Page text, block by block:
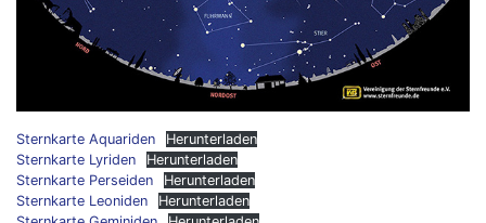
Sternkarte Aquariden
Herunterladen
Sternkarte Lyriden
Herunterladen
Sternkarte Perseiden
Herunterladen
Sternkarte Leoniden
Herunterladen